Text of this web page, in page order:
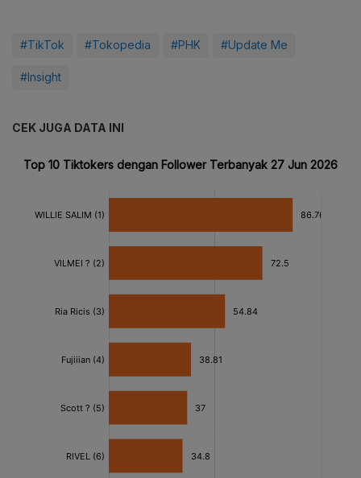
#TikTok #Tokopedia #PHK #Update Me
#Insight
CEK JUGA DATA INI